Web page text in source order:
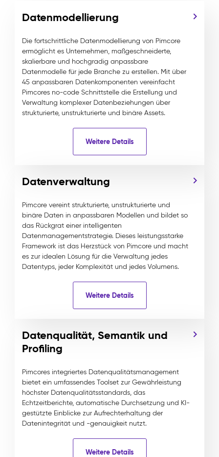
Datenmodellierung
Die fortschrittliche Datenmodellierung von Pimcore
ermöglicht es Unternehmen, maßgeschneiderte,
skalierbare und hochgradig anpassbare
Datenmodelle für jede Branche zu erstellen. Mit über
45 anpassbaren Datenkomponenten vereinfacht
Pimcores no-code Schnittstelle die Erstellung und
Verwaltung komplexer Datenbeziehungen über
strukturierte, unstrukturierte und binäre Assets.
Weitere Details
Datenverwaltung
Pimcore vereint strukturierte, unstrukturierte und
binäre Daten in anpassbaren Modellen und bildet so
das Rückgrat einer intelligenten
Datenmanagementstrategie. Dieses leistungsstarke
Framework ist das Herzstück von Pimcore und macht
es zur idealen Lösung für die Verwaltung jedes
Datentyps, jeder Komplexität und jedes Volumens.
Weitere Details
Datenqualität, Semantik und
Profiling
Pimcores integriertes Datenqualitätsmanagement
bietet ein umfassendes Toolset zur Gewährleistung
höchster Datenqualitätsstandards, das
Echtzeitberichte, automatische Durchsetzung und KI-
gestützte Einblicke zur Aufrechterhaltung der
Datenintegrität und -genauigkeit nutzt.
Weitere Details